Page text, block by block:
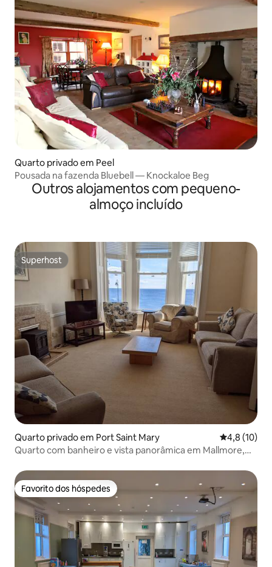
Quarto privado em Peel
Pousada na fazenda Bluebell — Knockaloe Beg
Outros alojamentos com pequeno-
almoço incluído
Superhost
Superhost
Quarto privado em Port Saint Mary
4,8 (10)
Quarto com banheiro e vista panorâmica em Mallmore,
Favorito dos hóspedes
Favorito dos hóspedes